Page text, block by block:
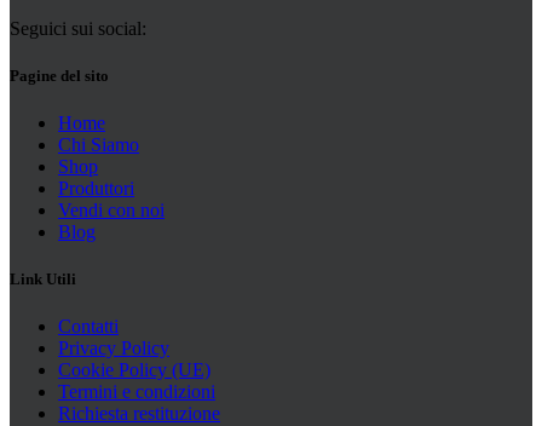
Seguici sui social:
Pagine del sito
Home
Chi Siamo
Shop
Produttori
Vendi con noi
Blog
Link Utili
Contatti
Privacy Policy
Cookie Policy (UE)
Termini e condizioni
Richiesta restituzione